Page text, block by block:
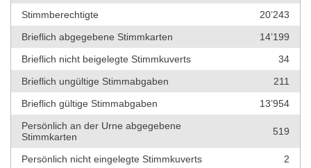
Stimmberechtigte
20’243
Brieflich abgegebene Stimmkarten
14’199
Brieflich nicht beigelegte Stimmkuverts
34
Brieflich ungültige Stimmabgaben
211
Brieflich gültige Stimmabgaben
13’954
Persönlich an der Urne abgegebene
Stimmkarten
519
Persönlich nicht eingelegte Stimmkuverts 2